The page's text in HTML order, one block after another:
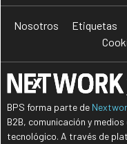
Nosotros Etiquetas
BPS forma parte de
B2B, comunicación y
tecnológico. A través de